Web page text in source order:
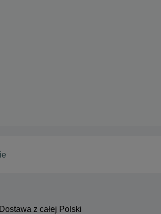
Dostawa z całej Polski